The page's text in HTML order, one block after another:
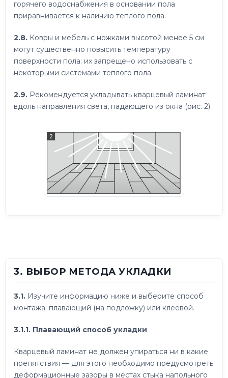
горячего водоснабжения в основании пола
приравнивается к наличию теплого пола.
2.8. Ковры и мебель с ножками высотой менее 5 см
могут существенно повысить температуру
поверхности пола: их запрещено использовать с
некоторыми системами теплого пола.
2.9. Рекомендуется укладывать кварцевый ламинат
вдоль направления света, падающего из окна (рис. 2).
3. ВЫБОР МЕТОДА УКЛАДКИ
3.1. Изучите информацию ниже и выберите способ
монтажа: плавающий (на подложку) или клеевой.
3.1.1. Плавающий способ укладки
Кварцевый ламинат не должен упираться ни в какие
препятствия — для этого необходимо предусмотреть
деформационные зазоры в местах стыка напольного